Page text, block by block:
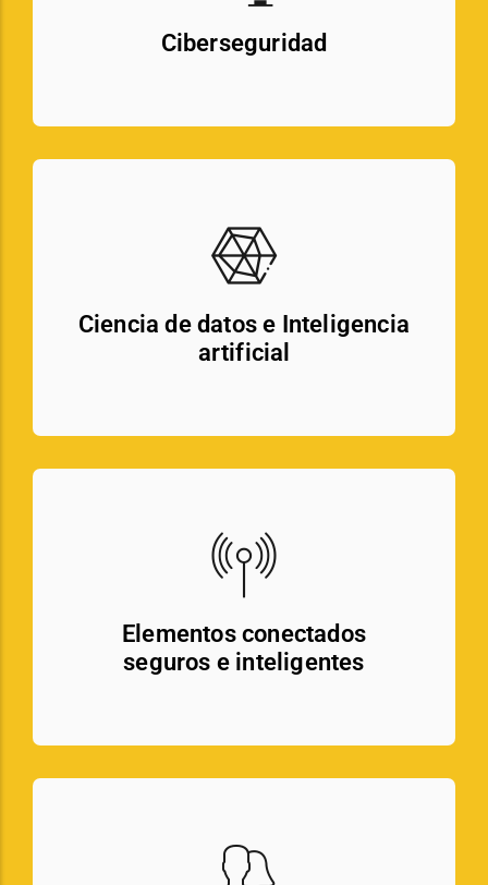
Ciberseguridad
Ciencia de datos e Inteligencia
artificial
Elementos conectados
seguros e inteligentes